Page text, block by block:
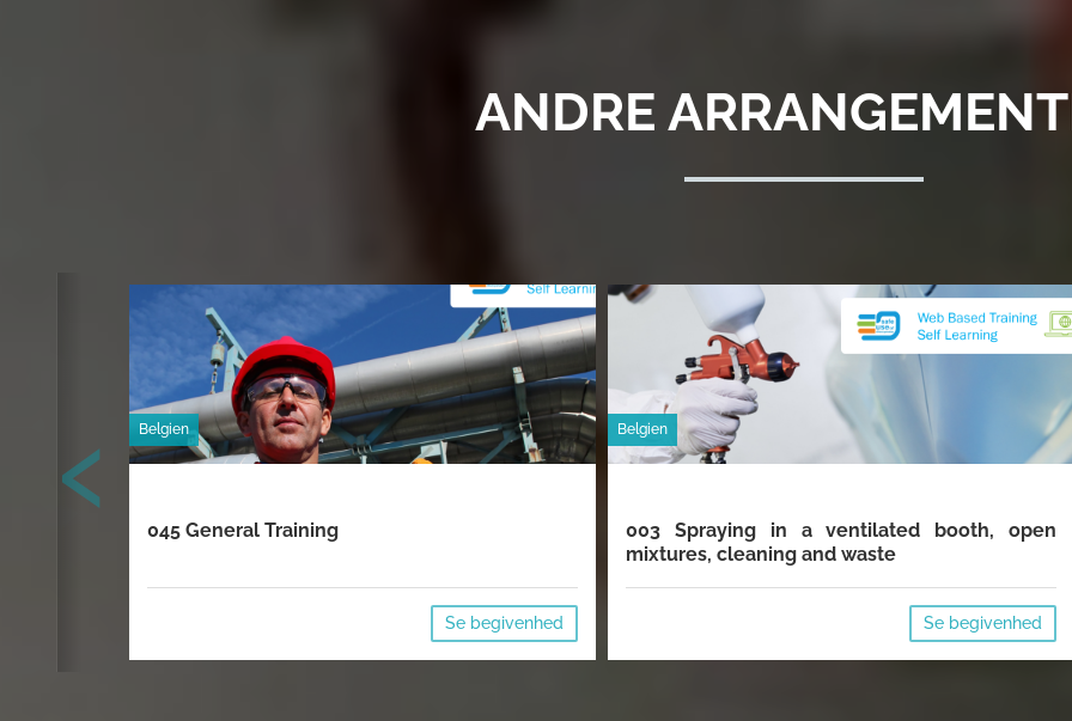
ANDRE
Belgien
045 General Training
Se begivenhed
Belgien
003 Spraying in a ventilated booth, open
mixtures, cleaning and waste
Se begivenhed
‹